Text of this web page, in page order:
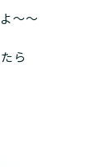
〜〜
ら